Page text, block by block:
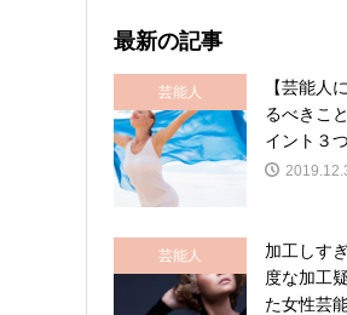
最新の記事
芸能人
【芸能人
るべきこ
イント３
芸能人
加工しす
度な加工
た女性芸